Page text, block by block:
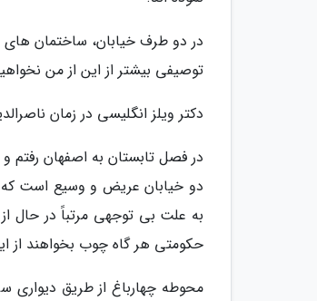
در دو طرف خیابان، ساختمان های
توصیفی بیشتر از این از من
دکتر ویلز انگلیسی در زمان
در فصل تابستان به اصفهان رفتم
دو خیابان عریض و وسیع است
به علت بی توجهی مرتباً در حال
حکومتی هر گاه چوب بخواهند از
محوطه چهارباغ از طریق دیواری